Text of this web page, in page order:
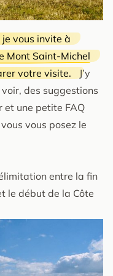
vous invite à
Mont Saint-Michel
votre visite.
J’y
des suggestions
et une petite FAQ
vous posez le
entre la fin
le début de la Côte